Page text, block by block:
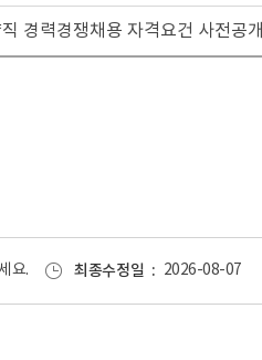
경력경쟁채용 자격요건 사전공개
요. 최종수정일 2026-08-07